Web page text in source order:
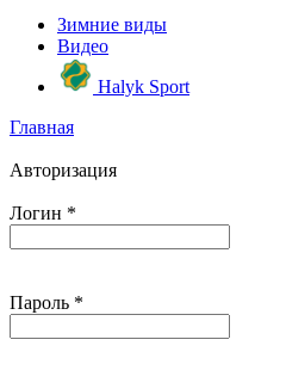
Зимние виды
Видео
Halyk Sport
Главная
Авторизация
Логин *
Пароль *